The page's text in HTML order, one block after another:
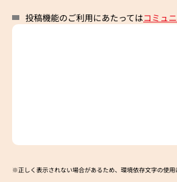
投稿機能のご利用にあたってはコミュ
※正しく表示されない場合があるため、環境依存文字の使用